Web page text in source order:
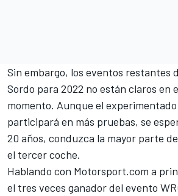
Sin embargo, los eventos restantes
Sordo para 2022 no están claros en
momento. Aunque el
participará en más pruebas, se
20 años, conduzca la mayor parte
el tercer coche.
Hablando con Motorsport.com a
el tres veces ganador del evento